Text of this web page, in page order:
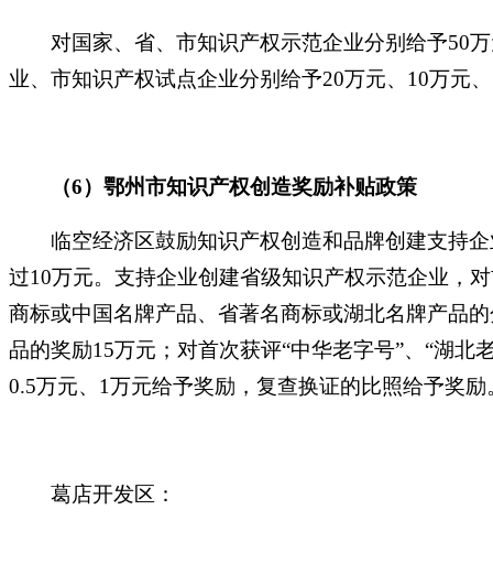
对国家、省、市知识产权示范企业分别给予50
业、市知识产权试点企业分别给予20万元、10万元
（6）鄂州市知识产权创造奖励补贴政策
临空经济区鼓励知识产权创造和品牌创建支持企
过10万元。支持企业创建省级知识产权示范企业，
商标或中国名牌产品、省著名商标或湖北名牌产品
品的奖励15万元；对首次获评“中华老字号”、“湖
0.5万元、1万元给予奖励，复查换证的比照给予奖励
葛店开发区：